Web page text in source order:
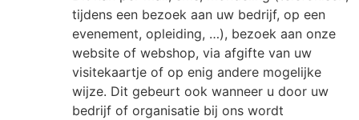
tijdens een bezoek aan uw bedrijf, op een
evenement, opleiding, …), bezoek aan onze
website of webshop, via afgifte van uw
visitekaartje of op enig andere mogelijke
wijze. Dit gebeurt ook wanneer u door uw
bedrijf of organisatie bij ons wordt